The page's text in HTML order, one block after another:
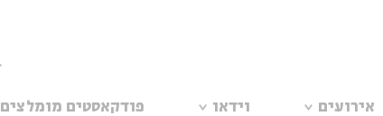
אירועים וידאו פודקאסטים מומלצים